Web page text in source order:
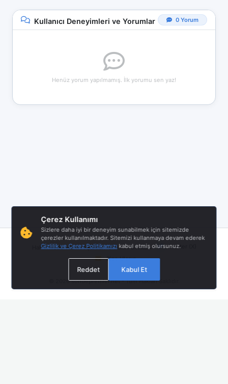
Kullanıcı Deneyimleri ve Yorumlar 0 Yorum
Henüz yorum yapılmamış. İlk yorumu sen yaz!
Hakkımızda|Hizmet Şartları|Gizlilik Politikası |
Twitter (X)
Bize Ulaşın
© 2026sondepremler.net- Tüm Hakları Saklıdır.
Çerez Kullanımı
Sizlere daha iyi bir deneyim sunabilmek için sitemizde
çerezler kullanılmaktadır. Sitemizi kullanmaya devam ederek
Gizlilik ve Çerez Politikamızı kabul etmiş olursunuz.
Reddet Kabul Et